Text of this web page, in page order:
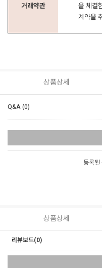
거래약관
을 체결
계약을
상품상세
Q&A (0)
등록된
상품상세
리뷰보드(0)